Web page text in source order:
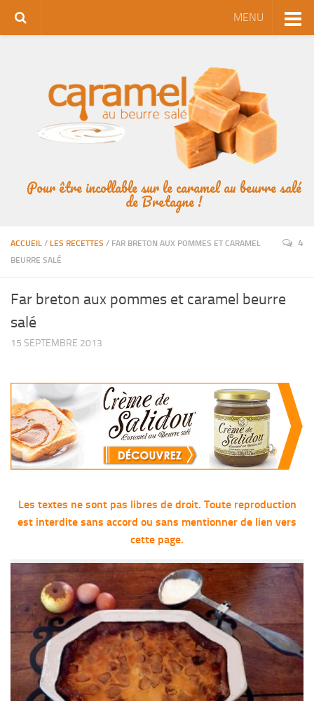
MENU
Pour être incollable sur le caramel au beurre salé
de Bretagne !
4
ACCUEIL / LES RECETTES / FAR BRETON AUX POMMES ET CARAMEL
BEURRE SALÉ
Far breton aux pommes et caramel beurre
salé
15 SEPTEMBRE 2013
Les textes ne sont pas libres de droit. Toute reproduction
est interdite sans accord ou sans mentionner de lien vers
cette page.